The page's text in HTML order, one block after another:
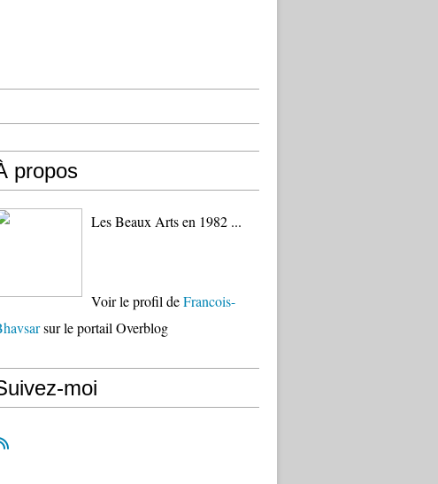
propos
Les Beaux Arts en 1982 ...
Voir le profil deFrancois-
sur le portail Overblog
moi